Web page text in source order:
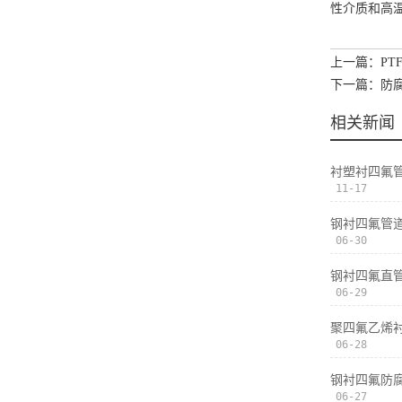
性介质和高
上一篇：
下一篇：防
相关新闻
衬塑衬四氟
11-17
钢衬四氟管
06-30
钢衬四氟直
06-29
聚四氟乙烯
06-28
钢衬四氟防
06-27